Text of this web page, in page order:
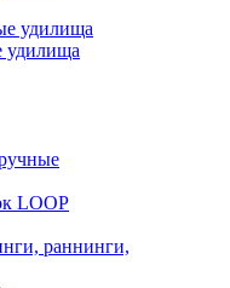
удилища
удилища
LOOP
раннинги,